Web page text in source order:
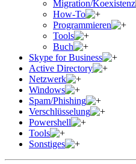
Migration/Koexistenz
How-To
Programmieren
Tools
Buch
Skype for Business
Active Directory
Netzwerk
Windows
Spam/Phishing
Verschlüsselung
Powershell
Tools
Sonstiges